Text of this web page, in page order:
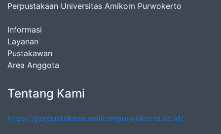
Perpustakaan Universitas Amikom Purwokerto
Informasi
Layanan
Pustakawan
Area Anggota
Tentang Kami
https://perpustakaan.amikompurwokerto.ac.id/